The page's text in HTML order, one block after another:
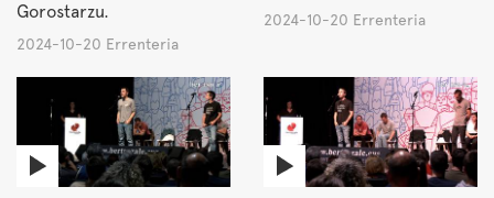
Gorostarzu.
2024-10-20 Errenteria
2024-10-20 Errenteria